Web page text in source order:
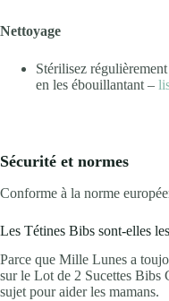
Nettoyage
Stérilisez
en les ébouillantant –
Sécurité et normes
Conforme à la norme
Les Tétines Bibs sont-elles
Parce que Mille Lunes a
sur le Lot de 2 Sucettes Bibs
sujet pour aider les mamans.